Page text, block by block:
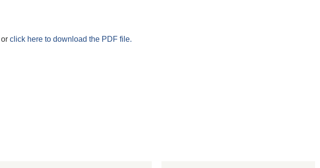
or click here to download the PDF file.